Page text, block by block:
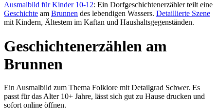
Ausmalbild für Kinder 10-12: Ein Dorfgeschichtenerzähler teilt eine
Geschichte am Brunnen des lebendigen Wassers. Detaillierte Szene
mit Kindern, Ältestem im Kaftan und Haushaltsgegenständen.
Geschichtenerzählen am
Brunnen
Ein Ausmalbild zum Thema Folklore mit Detailgrad Schwer. Es
passt für das Alter 10+ Jahre, lässt sich gut zu Hause drucken und
sofort online öffnen.